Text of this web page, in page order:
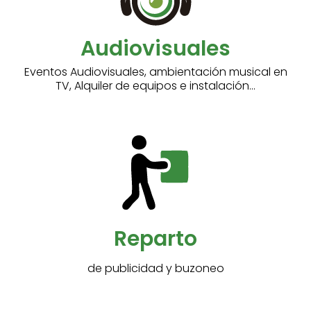
Audiovisuales
Eventos Audiovisuales, ambientación musical en
TV, Alquiler de equipos e instalación...
Reparto
de publicidad y buzoneo